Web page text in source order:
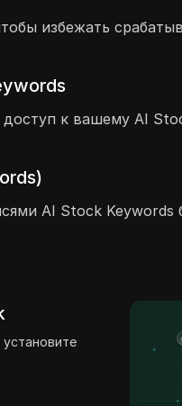
избежать
к вашему AI
AI Stock Keywords